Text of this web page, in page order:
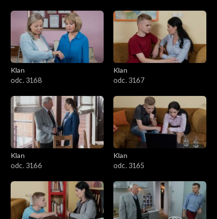
Klan
odc. 3168
Klan
odc. 3167
Klan
odc. 3166
Klan
odc. 3165